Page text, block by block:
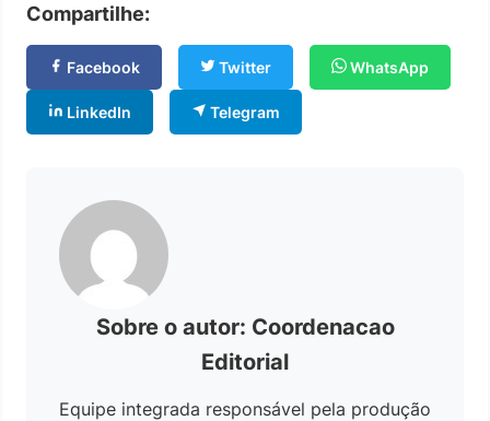
Compartilhe:
Facebook Twitter WhatsApp
LinkedIn Telegram
Sobre o autor: Coordenacao
Editorial
Equipe integrada responsável pela produção